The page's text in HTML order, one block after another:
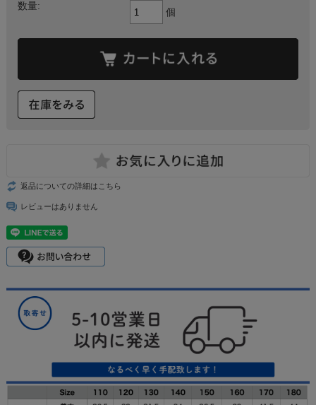
数量:
個
返品についての詳細はこちら
レビューはありません